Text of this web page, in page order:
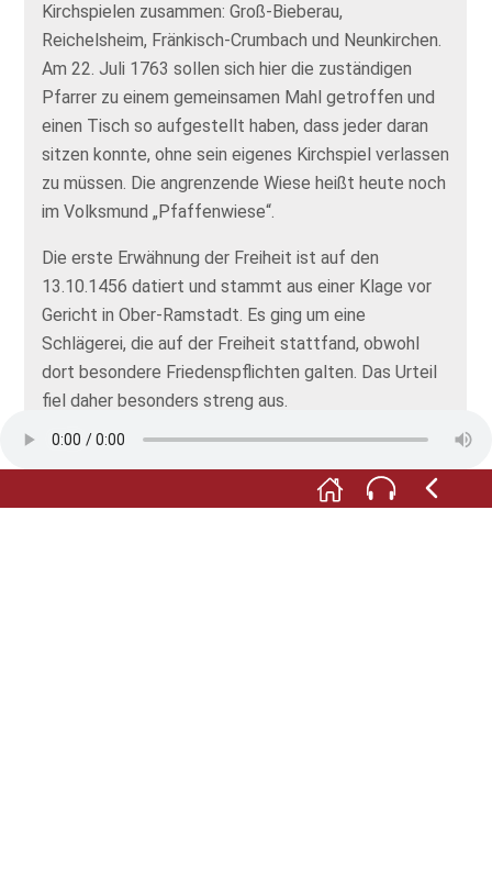
Kirchspielen zusammen: Groß-Bieberau,
Reichelsheim, Fränkisch-Crumbach und Neunkirchen.
Am 22. Juli 1763 sollen sich hier die zuständigen
Pfarrer zu einem gemeinsamen Mahl getroffen und
einen Tisch so aufgestellt haben, dass jeder daran
sitzen konnte, ohne sein eigenes Kirchspiel verlassen
zu müssen. Die angrenzende Wiese heißt heute noch
im Volksmund „Pfaffenwiese“.
Die erste Erwähnung der Freiheit ist auf den
13.10.1456 datiert und stammt aus einer Klage vor
Gericht in Ober-Ramstadt. Es ging um eine
Schlägerei, die auf der Freiheit stattfand, obwohl
dort besondere Friedenspflichten galten. Das Urteil
fiel daher besonders streng aus.
Nachdem das Geschlecht der Rodensteiner im Jahr
1671 erloschen war, ging die Freiheit in die
Herrschaft der Freiherren von Gemmingen in